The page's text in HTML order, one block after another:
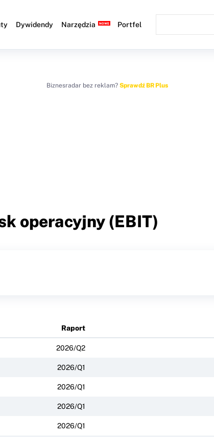
Dywidendy Narzędzia Portfel
Biznesradar bez reklam? Sprawdź BR Plus
operacyjny (EBIT)
Raport
2026/Q2
2026/Q1
2026/Q1
2026/Q1
2026/Q1